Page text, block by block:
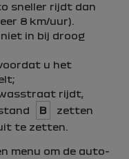
sneller rijdt dan
8 km/uur).
in bij droog
u het
rijdt,
B
zetten
te zetten.
menu om de auto-